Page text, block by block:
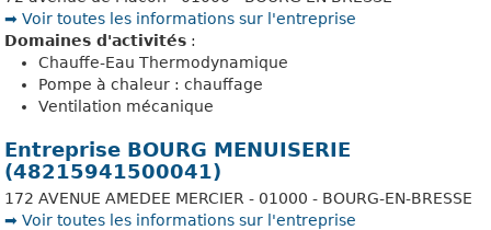
➡️ Voir toutes les informations sur l'entreprise
Domaines d'activités :
Chauffe-Eau Thermodynamique
Pompe à chaleur : chauffage
Ventilation mécanique
Entreprise BOURG MENUISERIE
(48215941500041)
172 AVENUE AMEDEE MERCIER - 01000 - BOURG-EN-BRESSE
➡️ Voir toutes les informations sur l'entreprise